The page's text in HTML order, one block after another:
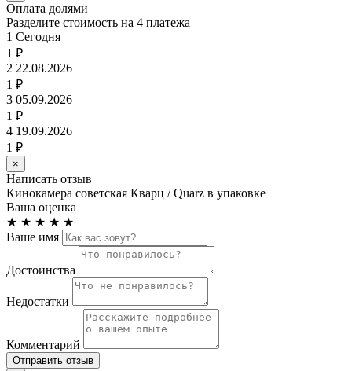
Оплата долями
Разделите стоимость на 4 платежа
1 Сегодня
1 ₽
2 22.08.2026
1 ₽
3 05.09.2026
1 ₽
4 19.09.2026
1 ₽
×
Написать отзыв
Кинокамера советская Кварц / Quarz в упаковке
Ваша оценка
★ ★ ★ ★ ★
Ваше имя
Достоинства
Недостатки
Комментарий
Отправить отзыв